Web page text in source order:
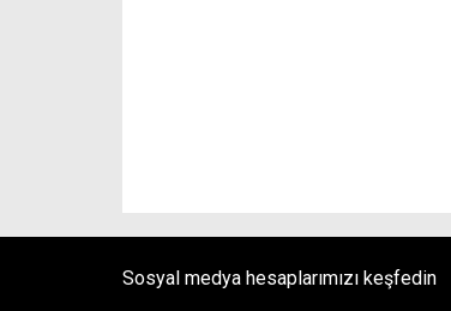
Sosyal medya hesaplarımızı keşfedin